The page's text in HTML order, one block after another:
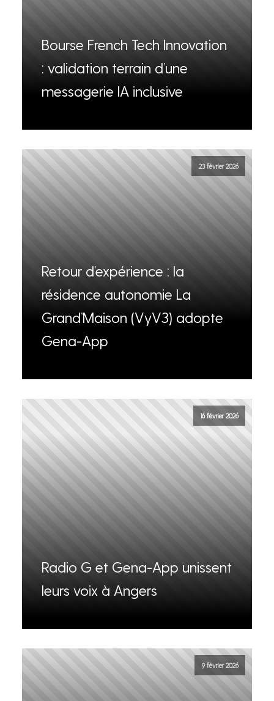
Bourse French Tech Innovation
: validation terrain d’une
messagerie IA inclusive
23 février 2026
Retour d’expérience : la
résidence autonomie La
Grand’Maison (VyV3) adopte
Gena-App
16 février 2026
Radio G et Gena-App unissent
leurs voix à Angers
9 février 2026